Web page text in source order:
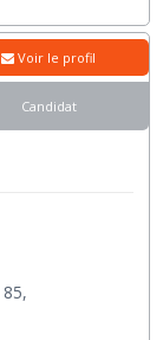
Voir le profil
Candidat